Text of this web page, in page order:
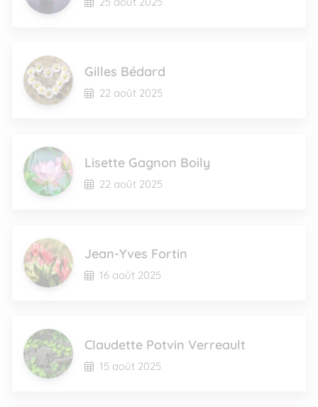
Gilles Bédard
22 août 2025
Lisette Gagnon Boily
22 août 2025
Jean-Yves Fortin
16 août 2025
Claudette Potvin Verreault
15 août 2025